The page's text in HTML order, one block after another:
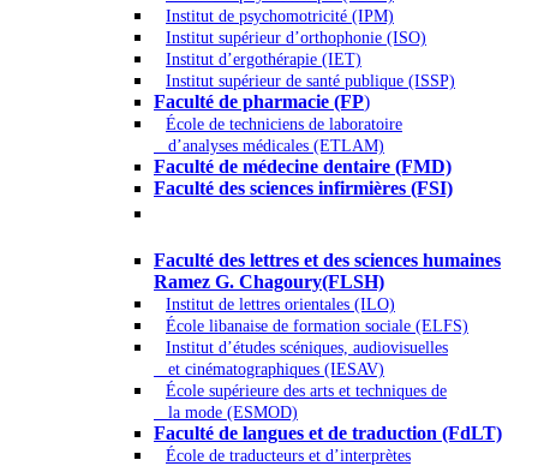
Institut de psychomotricité (IPM)
Institut supérieur d’orthophonie (ISO)
Institut d’ergothérapie (IET)
Institut supérieur de santé publique (ISSP)
Faculté de pharmacie (FP)
École de techniciens de laboratoire
d’analyses médicales (ETLAM)
Faculté de médecine dentaire (FMD)
Faculté des sciences infirmières (FSI)
Faculté des lettres et des sciences humaines
Ramez G. Chagoury(FLSH)
Institut de lettres orientales (ILO)
École libanaise de formation sociale (ELFS)
Institut d’études scéniques, audiovisuelles
et cinématographiques (IESAV)
École supérieure des arts et techniques de
la mode (ESMOD)
Faculté de langues et de traduction (FdLT)
École de traducteurs et d’interprètes